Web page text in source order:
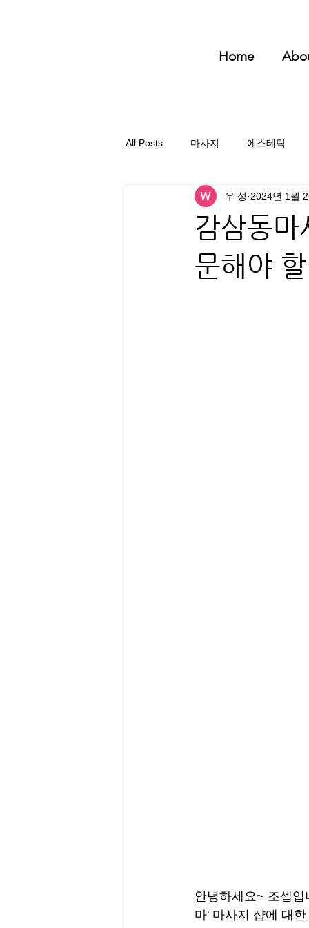
Home
All Posts 마사지 에스테틱
감삼동
문해야
우 성 2024년 1월
안녕하세요~ 조셉
마' 마사지 샵에 대